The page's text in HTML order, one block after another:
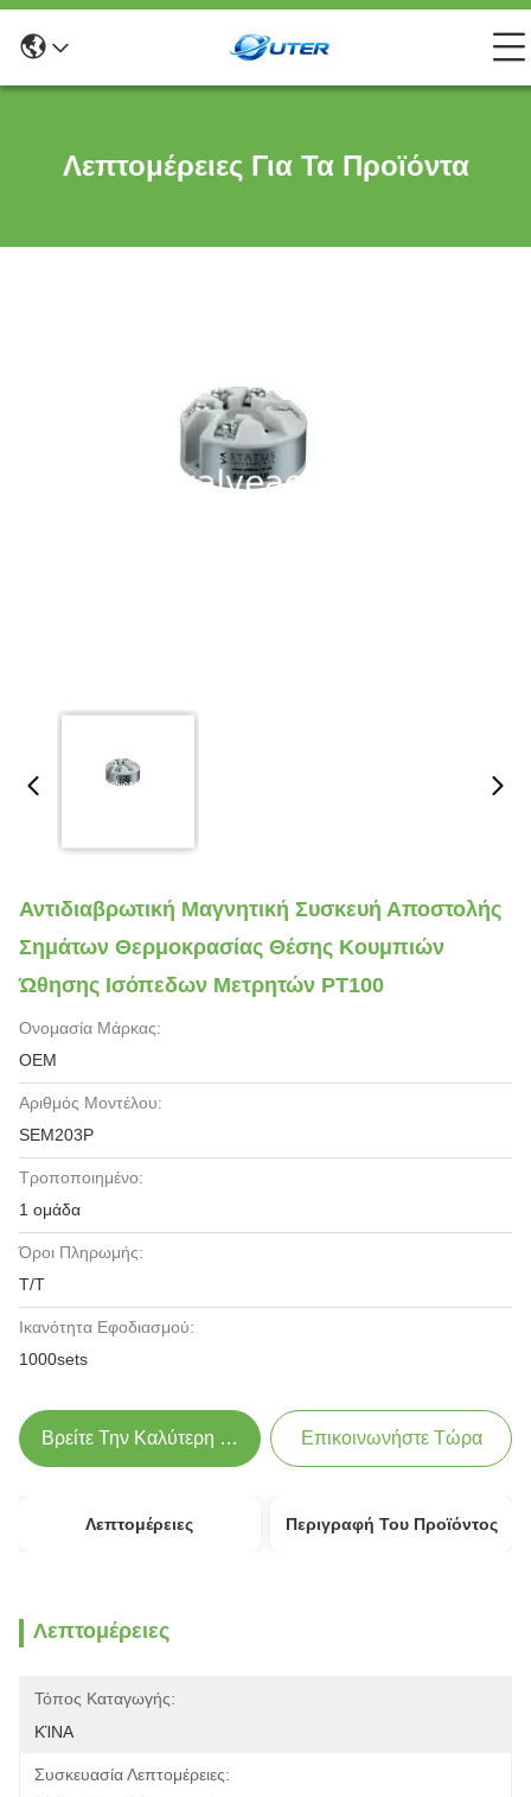
Λεπτομέρειες Για Τα Προϊόντα
Αντιδιαβρωτική Μαγνητική Συσκευή Αποστολής
Σημάτων Θερμοκρασίας Θέσης Κουμπιών
Ώθησης Ισόπεδων Μετρητών PT100
Ονομασία Μάρκας:
OEM
Αριθμός Μοντέλου:
SEM203P
Τροποποιημένο:
1 ομάδα
Όροι Πληρωμής:
T/T
Ικανότητα Εφοδιασμού:
1000sets
Βρείτε Την Καλύτερη Τιμή Επικοινωνήστε Τώρα
Λεπτομέρειες Περιγραφή Του Προϊόντος
Λεπτομέρειες
Τόπος Καταγωγής:
ΚΊΝΑ
Συσκευασία Λεπτομέρειες: